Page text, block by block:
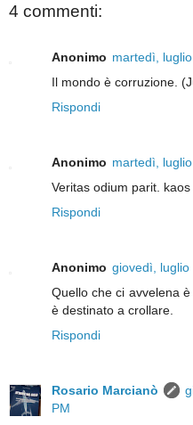
4 commenti:
Anonimo martedì,
Il mondo è corruzione.
Rispondi
Anonimo martedì,
Veritas odium parit. kaos
Rispondi
Anonimo giovedì, luglio
Quello che ci avvelena
è destinato a crollare.
Rispondi
Rosario Marcianò
PM